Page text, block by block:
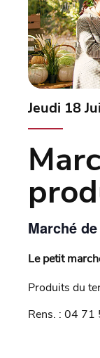
Jeudi 18
Marché
Le petit
Produits du
Rens. : 04